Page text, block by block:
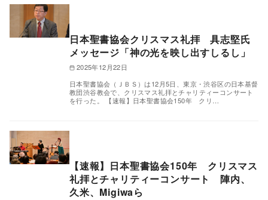
日本聖書協会クリスマス礼拝 具志堅氏
メッセージ「神の光を映し出すしるし」
2025年12月22日
日本聖書協会（ＪＢＳ）は12月5日、東京・渋谷区の日本基督
教団渋谷教会で、クリスマス礼拝とチャリティーコンサート
を行った。 【速報】日本聖書協会150年 クリ…
【速報】日本聖書協会150年 クリスマス
礼拝とチャリティーコンサート 陣内、
久米、Migiwaら